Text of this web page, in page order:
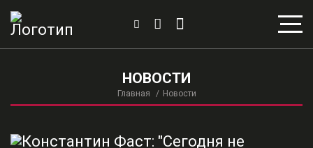
НОВОСТИ
Главная Новости